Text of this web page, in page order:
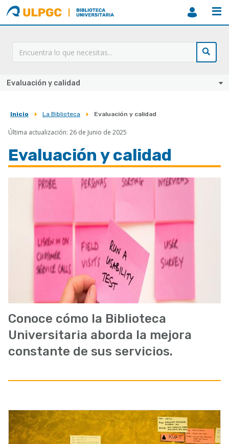
ULPGC
Biblioteca
ULPGC
Evaluación y calidad
Sobrescribir
enlaces
de
ayuda
Inicio La Biblioteca Evaluación y calidad
Última actualización: 26 de Junio de 2025
Evaluación y calidad
Conoce cómo la Biblioteca
Universitaria aborda la mejora
constante de sus servicios.
Imagen